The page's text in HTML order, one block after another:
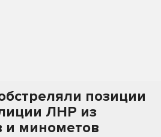
позиции
ЛНР из
и минометов